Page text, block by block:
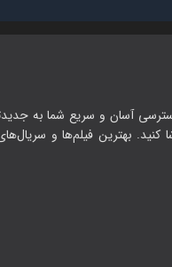
آسان و سریع شما به
بهترین فیلم‌ها و